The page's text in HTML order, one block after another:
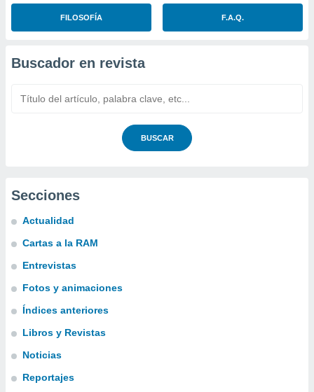
FILOSOFÍA F.A.Q.
Buscador en revista
BUSCAR
Secciones
Actualidad
Cartas a la RAM
Entrevistas
Fotos y animaciones
Índices anteriores
Libros y Revistas
Noticias
Reportajes